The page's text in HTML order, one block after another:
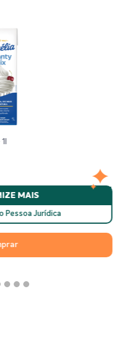
para Bolo Aipim Pacote Italac
Comprando como Pessoa